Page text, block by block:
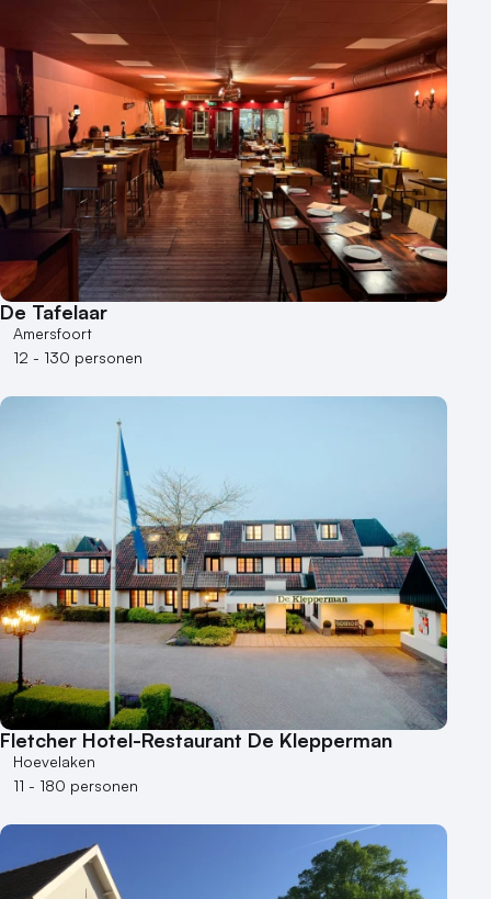
De Tafelaar
Amersfoort
12 - 130 personen
Fletcher Hotel-Restaurant De Klepperman
Hoevelaken
11 - 180 personen